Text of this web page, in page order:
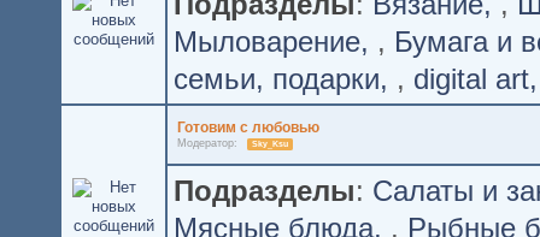
Мыловарение , Бумага и
семьи, подарки
, digital art
Готовим с любовью
Модератор: Sky_Ksu
Подразделы: Салаты и
Мясные блюда , Рыбные